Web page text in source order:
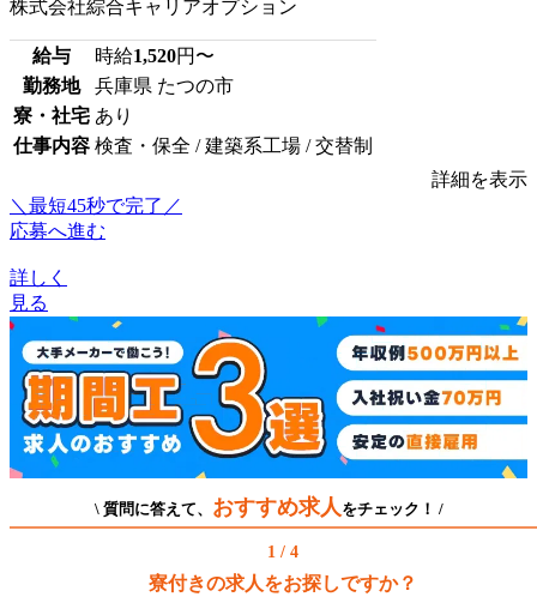
株式会社綜合キャリアオプション
給与 時給1,520円〜
勤務地
兵庫県 たつの市
寮・社宅 あり
仕事内容 検査・保全 / 建築系工場 / 交替制
詳細を表示
＼最短45秒で完了／
応募へ進む
詳しく
見る
\ 質問に答えて、 おすすめ求人 をチェック！ /
1 / 4
寮付きの求人をお探しですか？